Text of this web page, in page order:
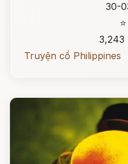
30-
3,243
Truyện cổ Philippines